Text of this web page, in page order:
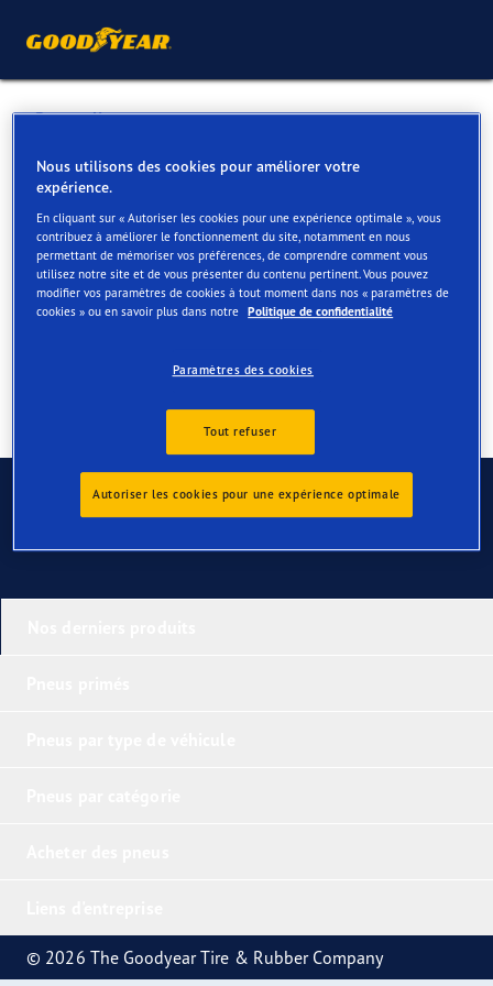
Retour liste
MONSEREZ BMW KORTRIJK
Services disponibles en ligne et en magasin
Contact Services Avis
Contactez-nous
© 2026 The Goodyear Tire & Rubber Company
Nous utilisons des cookies pour améliorer votre
expérience.
En cliquant sur « Autoriser les cookies pour une expérience optimale », vous
contribuez à améliorer le fonctionnement du site, notamment en nous
permettant de mémoriser vos préférences, de comprendre comment vous
utilisez notre site et de vous présenter du contenu pertinent. Vous pouvez
modifier vos paramètres de cookies à tout moment dans nos « paramètres de
cookies » ou en savoir plus dans notre Politique de confidentialité
Paramètres des cookies
Tout refuser
Autoriser les cookies pour une expérience optimale